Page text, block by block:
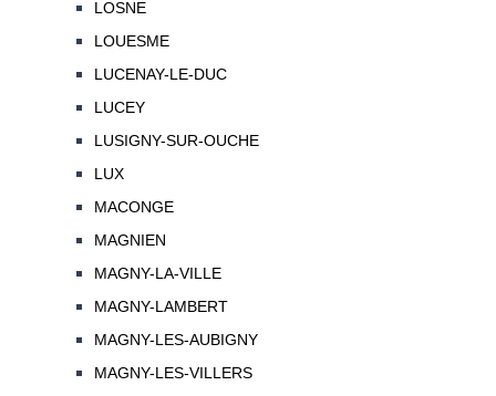
LOSNE
LOUESME
LUCENAY-LE-DUC
LUCEY
LUSIGNY-SUR-OUCHE
LUX
MACONGE
MAGNIEN
MAGNY-LA-VILLE
MAGNY-LAMBERT
MAGNY-LES-AUBIGNY
MAGNY-LES-VILLERS